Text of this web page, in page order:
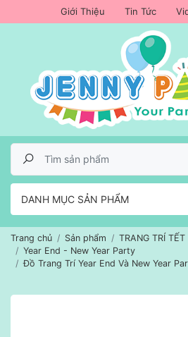
Giới Thiệu Tin Tức
DANH MỤC SẢN PHẨM
Trang chủ Sản phẩm
TRANG TRÍ TẾT
Year End - New Year Party
Đồ Trang Trí Year End Và New Year